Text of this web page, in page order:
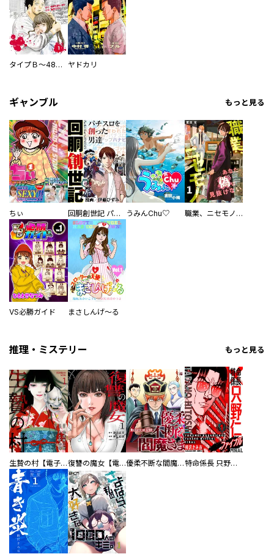
タイプＢ～48時間後、致死率100％～【単話】 ヤドカリ
ギャンブル もっと見る
ちぃ 回胴創世記 パチスロを創った男達 うみんChu♡ 職業、ニセモノ～あなたに偽は見抜けない【電子単行本版】
VS必勝ガイド まさしんげ～る
推理・ミステリー もっと見る
生贄の村【電子単行本版】 復讐の魔女【電子単行本版】 優柔不断な閻魔さま 特命係長 只野仁ファイナル 愛蔵版